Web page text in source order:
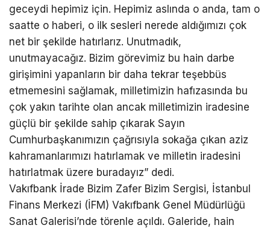
geceydi hepimiz için. Hepimiz aslında o anda, tam o
saatte o haberi, o ilk sesleri nerede aldığımızı çok
net bir şekilde hatırlarız. Unutmadık,
unutmayacağız. Bizim görevimiz bu hain darbe
girişimini yapanların bir daha tekrar teşebbüs
etmemesini sağlamak, milletimizin hafızasında bu
çok yakın tarihte olan ancak milletimizin iradesine
güçlü bir şekilde sahip çıkarak Sayın
Cumhurbaşkanımızın çağrısıyla sokağa çıkan aziz
kahramanlarımızı hatırlamak ve milletin iradesini
hatırlatmak üzere buradayız” dedi.
Vakıfbank İrade Bizim Zafer Bizim Sergisi, İstanbul
Finans Merkezi (İFM) Vakıfbank Genel Müdürlüğü
Sanat Galerisi’nde törenle açıldı. Galeride, hain